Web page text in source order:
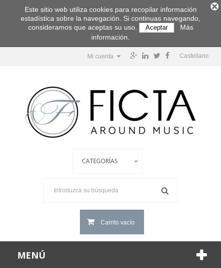
Castellano
Mi cuenta
Carrito vacío
MENÚ
Este sitio web utiliza cookies para recopilar información
estadística sobre la navegación. Si continuas navegando,
consideramos que aceptas su uso.
Aceptar
Más
información.